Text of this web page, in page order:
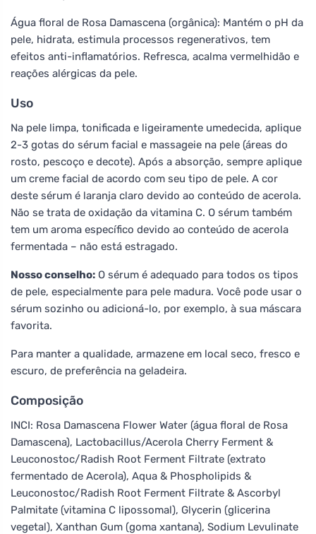
Água floral de Rosa Damascena (orgânica): Mantém o pH da
pele, hidrata, estimula processos regenerativos, tem
efeitos anti-inflamatórios. Refresca, acalma vermelhidão e
reações alérgicas da pele.
Uso
Na pele limpa, tonificada e ligeiramente umedecida, aplique
2-3 gotas do sérum facial e massageie na pele (áreas do
rosto, pescoço e decote). Após a absorção, sempre aplique
um creme facial de acordo com seu tipo de pele. A cor
deste sérum é laranja claro devido ao conteúdo de acerola.
Não se trata de oxidação da vitamina C. O sérum também
tem um aroma específico devido ao conteúdo de acerola
fermentada – não está estragado.
Nosso conselho: O sérum é adequado para todos os tipos
de pele, especialmente para pele madura. Você pode usar o
sérum sozinho ou adicioná-lo, por exemplo, à sua máscara
favorita.
Para manter a qualidade, armazene em local seco, fresco e
escuro, de preferência na geladeira.
Composição
INCI: Rosa Damascena Flower Water (água floral de Rosa
Damascena), Lactobacillus/Acerola Cherry Ferment &
Leuconostoc/Radish Root Ferment Filtrate (extrato
fermentado de Acerola), Aqua & Phospholipids &
Leuconostoc/Radish Root Ferment Filtrate & Ascorbyl
Palmitate (vitamina C lipossomal), Glycerin (glicerina
vegetal), Xanthan Gum (goma xantana), Sodium Levulinate